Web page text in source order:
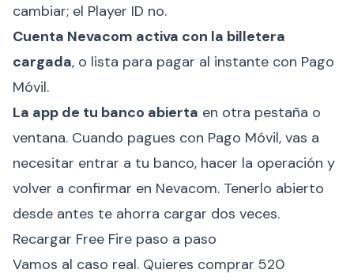
cambiar; el Player ID no.
Cuenta Nevacom activa con la billetera
cargada, o lista para pagar al instante con Pago
Móvil.
La app de tu banco abierta en otra pestaña o
ventana. Cuando pagues con Pago Móvil, vas a
necesitar entrar a tu banco, hacer la operación y
volver a confirmar en Nevacom. Tenerlo abierto
desde antes te ahorra cargar dos veces.
Recargar Free Fire paso a paso
Vamos al caso real. Quieres comprar 520